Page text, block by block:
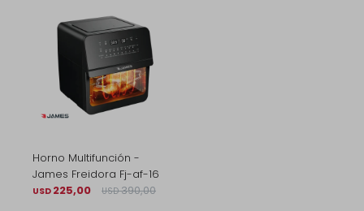
Horno Multifunción -
James Freidora Fj-af-16
USD 225,00 USD 390,00